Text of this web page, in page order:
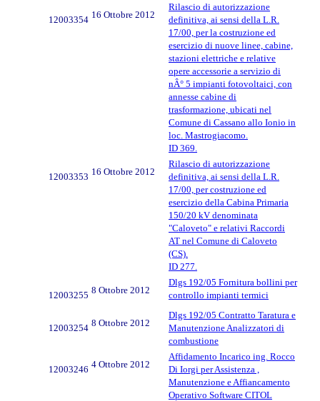
12003354 16 Ottobre 2012
Rilascio di autorizzazione
definitiva, ai sensi della L.R.
17/00, per la costruzione ed
esercizio di nuove linee, cabine,
stazioni elettriche e relative
opere accessorie a servizio di
nÂ° 5 impianti fotovoltaici, con
annesse cabine di
trasformazione, ubicati nel
Comune di Cassano allo Ionio in
loc. Mastrogiacomo.
ID 369.
12003353 16 Ottobre 2012
Rilascio di autorizzazione
definitiva, ai sensi della L.R.
17/00, per costruzione ed
esercizio della Cabina Primaria
150/20 kV denominata
"Caloveto" e relativi Raccordi
AT nel Comune di Caloveto
(CS).
ID 277.
12003255 8 Ottobre 2012
Dlgs 192/05 Fornitura bollini per
controllo impianti termici
12003254 8 Ottobre 2012
Dlgs 192/05 Contratto Taratura e
Manutenzione Analizzatori di
combustione
12003246 4 Ottobre 2012
Affidamento Incarico ing. Rocco
Di Iorgi per Assistenza ,
Manutenzione e Affiancamento
Operativo Software CITOL